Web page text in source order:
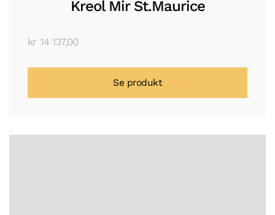
Kreol Mir St.Maurice
kr 14 137,00
Se produkt